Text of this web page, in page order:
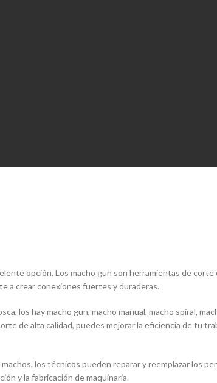
opción. Los macho gun son herramientas de corte
a crear conexiones fuertes y duraderas.
los hay macho gun, macho manual, macho spiral,
de alta calidad, puedes mejorar la eficiencia de tu
los técnicos pueden reparar y reemplazar los
y la fabricación de maquinaria.